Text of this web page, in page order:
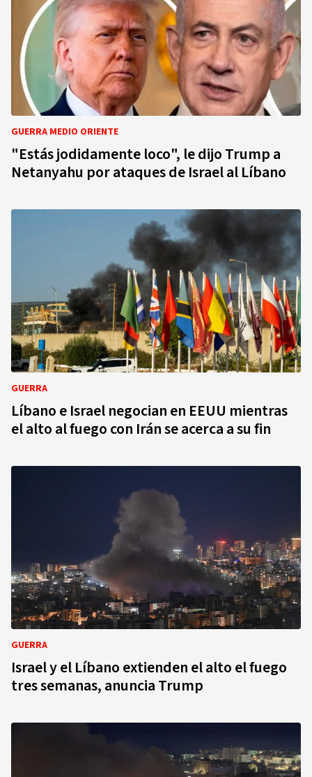
GUERRA MEDIO ORIENTE
"Estás jodidamente loco", le dijo Trump a
Netanyahu por ataques de Israel al Líbano
GUERRA
Líbano e Israel negocian en EEUU mientras
el alto al fuego con Irán se acerca a su fin
GUERRA
Israel y el Líbano extienden el alto el fuego
tres semanas, anuncia Trump